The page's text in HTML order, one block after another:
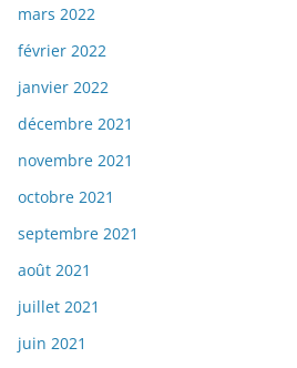
mars 2022
février 2022
janvier 2022
décembre 2021
novembre 2021
octobre 2021
septembre 2021
août 2021
juillet 2021
juin 2021